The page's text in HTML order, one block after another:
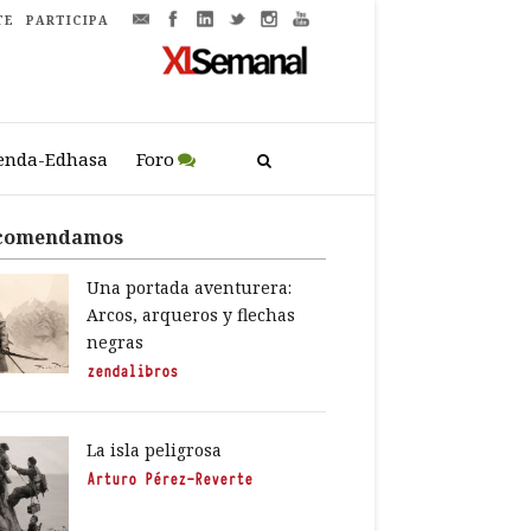
PARTICIPA
Edhasa Foro
Una portada aventurera:
Arcos, arqueros y flechas
negras
zendalibros
La isla peligrosa
Arturo Pérez-Reverte